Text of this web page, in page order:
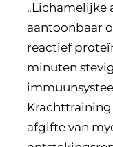
„Lichamelijke
aantoonbaar
reactief
minuten
afgifte van